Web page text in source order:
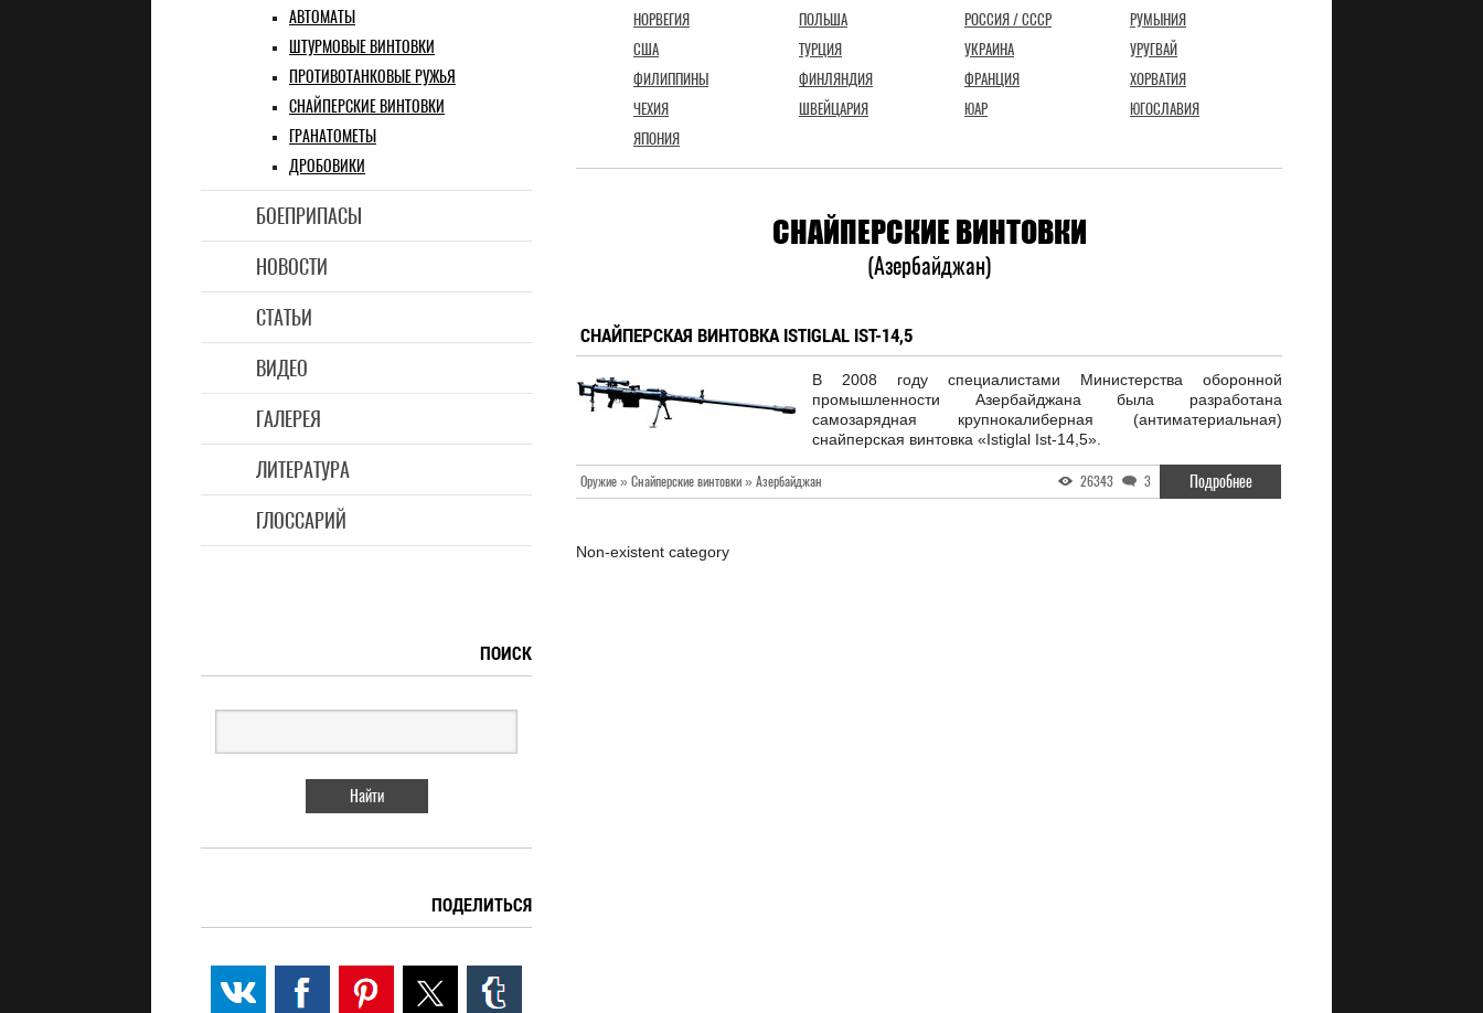
АВТОМАТЫ
ШТУРМОВЫЕ ВИНТОВКИ
ПРОТИВОТАНКОВЫЕ РУЖЬЯ
СНАЙПЕРСКИЕ ВИНТОВКИ
ГРАНАТОМЕТЫ
ДРОБОВИКИ
БОЕПРИПАСЫ
НОВОСТИ
СТАТЬИ
ВИДЕО
ГАЛЕРЕЯ
ЛИТЕРАТУРА
ГЛОССАРИЙ
НОРВЕГИЯ
ПОЛЬША РОССИЯ / СССР
РУМЫНИЯ
США
ТУРЦИЯ УКРАИНА
УРУГВАЙ
ФИЛИППИНЫ
ФИНЛЯНДИЯ ФРАНЦИЯ
ХОРВАТИЯ
ЧЕХИЯ
ШВЕЙЦАРИЯ ЮАР
ЮГОСЛАВИЯ
ЯПОНИЯ
СНАЙПЕРСКИЕ ВИНТОВКИ
(Азербайджан)
СНАЙПЕРСКАЯ ВИНТОВКА ISTIGLAL IST-14,5
В 2008 году специалистами Министерства оборонной
промышленности Азербайджана была разработана
самозарядная крупнокалиберная (антиматериальная)
снайперская винтовка «Istiglal Ist-14,5».
Оружие » Снайперские винтовки » Азербайджан 26343 3 Подробнее
Non-existent category
ПОИСК
ПОДЕЛИТЬСЯ